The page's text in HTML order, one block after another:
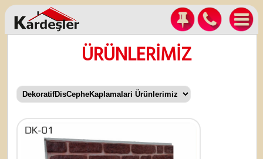
ÜRÜNLERİMİZ